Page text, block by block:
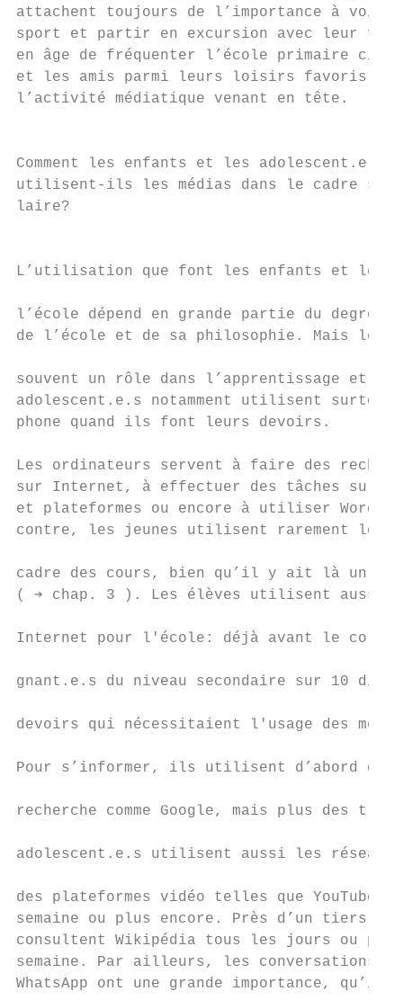
attachent toujours de l’importance à
sport et partir en excursion avec leur
en âge de fréquenter l’école primaire
et les amis parmi leurs loisirs favoris.
l’activité médiatique venant en
Comment les enfants et les
utilisent-ils les médias dans le cadre
laire?
L’utilisation que font les enfants et les
l’école dépend en grande partie du degré
de l’école et de sa philosophie. Mais les
souvent un rôle dans l’apprentissage et
adolescent.e.s notamment utilisent
phone quand ils font leurs devoirs.
Les ordinateurs servent à faire des
sur Internet, à effectuer des tâches sur
et plateformes ou encore à utiliser Word
contre, les jeunes utilisent rarement leur
cadre des cours, bien qu’il y ait là un
( ➔ chap. 3 ). Les élèves utilisent aussi
Internet pour l'école: déjà avant le
gnant.e.s du niveau secondaire sur 10
devoirs qui nécessitaient l'usage des
Pour s’informer, ils utilisent d’abord des
recherche comme Google, mais plus des
adolescent.e.s utilisent aussi les réseaux
des plateformes vidéo telles que YouTube
semaine ou plus encore. Près d’un tiers
consultent Wikipédia tous les jours ou
semaine. Par ailleurs, les conversations
WhatsApp ont une grande importance,